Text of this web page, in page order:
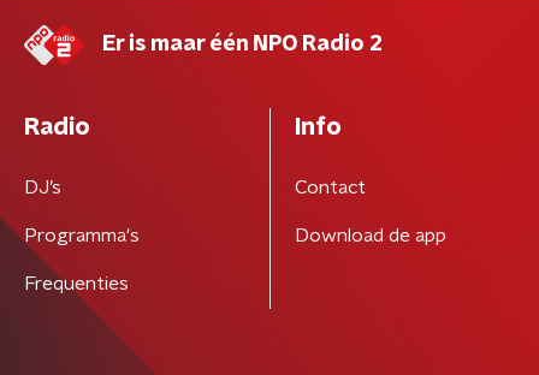
Er is maar één NPO Radio 2
Radio
DJ’s
Programma's
Frequenties
Info
Contact
Download de app